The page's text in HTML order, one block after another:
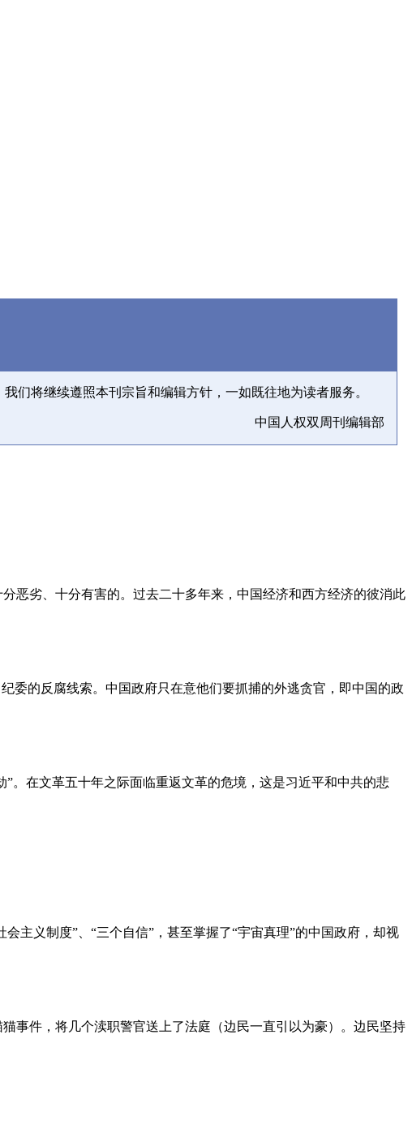
我们将继续遵照本刊宗旨和编辑方针，一如既往地为读者服务。
中国人权双周刊编辑部
恶劣、十分有害的。过去二十多年来，中国经济和西方经济的彼消此
委的反腐线索。中国政府只在意他们要抓捕的外逃贪官，即中国的政
。在文革五十年之际面临重返文革的危境，这是习近平和中共的悲
主义制度”、“三个自信”，甚至掌握了“宇宙真理”的中国政府，却视
事件，将几个渎职警官送上了法庭（边民一直引以为豪）。边民坚持